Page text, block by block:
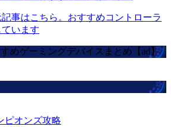
事はこちら。おすすめコントローラ
います
めゲーミングデバイスまとめ【ad】
ピオンズ攻略